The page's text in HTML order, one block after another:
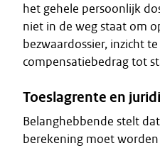
het gehele persoonlijk
niet in de weg staat om
bezwaardossier, inzicht
compensatiebedrag tot
Toeslagrente en
Belanghebbende stelt
berekening moet